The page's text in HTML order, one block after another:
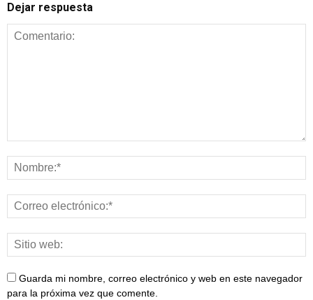
Dejar respuesta
Guarda mi nombre, correo electrónico y web en este navegador
para la próxima vez que comente.